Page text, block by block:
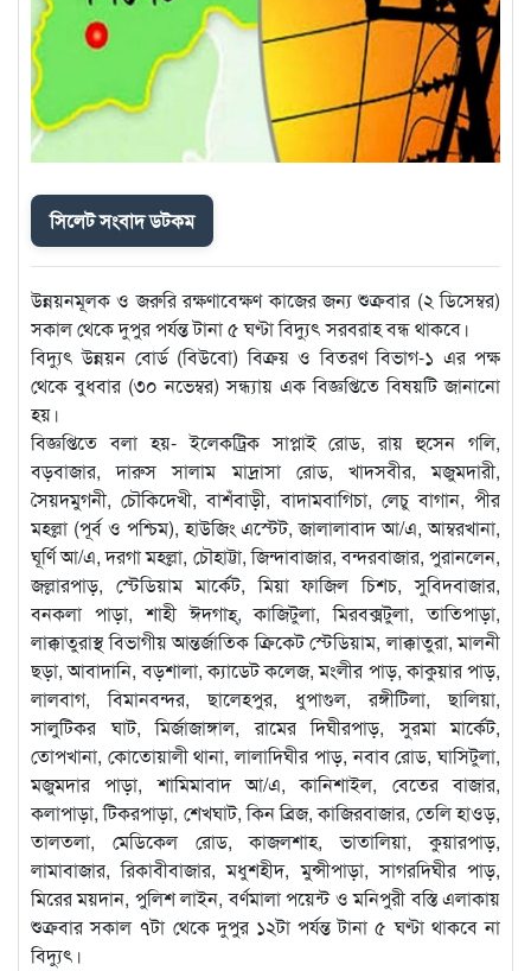
সিলেট সংবাদ ডটকম
উন্নয়নমূলক ও জরুরি রক্ষণাবেক্ষণ কাজের জন্য শুক্রবার (২ ডিসেম্বর)
সকাল থেকে দুপুর পর্যন্ত টানা ৫ ঘণ্টা বিদ্যুৎ সরবরাহ বন্ধ থাকবে।
বিদ্যুৎ উন্নয়ন বোর্ড (বিউবো) বিক্রয় ও বিতরণ বিভাগ-১ এর পক্ষ
থেকে বুধবার (৩০ নভেম্বর) সন্ধ্যায় এক বিজ্ঞপ্তিতে বিষয়টি জানানো
হয়।
বিজ্ঞপ্তিতে বলা হয়- ইলেকট্রিক সাপ্লাই রোড, রায় হুসেন গলি,
বড়বাজার, দারুস সালাম মাদ্রাসা রোড, খাদসবীর, মজুমদারী,
সৈয়দমুগনী, চৌকিদেখী, বাশঁবাড়ী, বাদামবাগিচা, লেচু বাগান, পীর
মহল্লা (পূর্ব ও পশ্চিম), হাউজিং এস্টেট, জালালাবাদ আ/এ, আম্বরখানা,
ঘূর্ণি আ/এ, দরগা মহল্লা, চৌহাট্টা, জিন্দাবাজার, বন্দরবাজার, পুরানলেন,
জল্লারপাড়, স্টেডিয়াম মার্কেট, মিয়া ফাজিল চিশচ, সুবিদবাজার,
বনকলা পাড়া, শাহী ঈদগাহ্, কাজিটুলা, মিরবক্সটুলা, তাতিপাড়া,
লাক্কাতুরাস্থ বিভাগীয় আন্তর্জাতিক ক্রিকেট স্টেডিয়াম, লাক্কাতুরা, মালনী
ছড়া, আবাদানি, বড়শালা, ক্যাডেট কলেজ, মংলীর পাড়, কাকুয়ার পাড়,
লালবাগ, বিমানবন্দর, ছালেহপুর, ধুপাগুল, রঙ্গীটিলা, ছালিয়া,
সালুটিকর ঘাট, মির্জাজাঙ্গাল, রামের দিঘীরপাড়, সুরমা মার্কেট,
তোপখানা, কোতোয়ালী থানা, লালাদিঘীর পাড়, নবাব রোড, ঘাসিটুলা,
মজুমদার পাড়া, শামিমাবাদ আ/এ, কানিশাইল, বেতের বাজার,
কলাপাড়া, টিকরপাড়া, শেখঘাট, কিন ব্রিজ, কাজিরবাজার, তেলি হাওড়,
তালতলা, মেডিকেল রোড, কাজলশাহ, ভাতালিয়া, কুয়ারপাড়,
লামাবাজার, রিকাবীবাজার, মধুশহীদ, মুন্সীপাড়া, সাগরদিঘীর পাড়,
মিরের ময়দান, পুলিশ লাইন, বর্ণমালা পয়েন্ট ও মনিপুরী বস্তি এলাকায়
শুক্রবার সকাল ৭টা থেকে দুপুর ১২টা পর্যন্ত টানা ৫ ঘণ্টা থাকবে না
বিদ্যুৎ।